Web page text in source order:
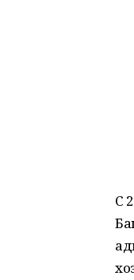
С